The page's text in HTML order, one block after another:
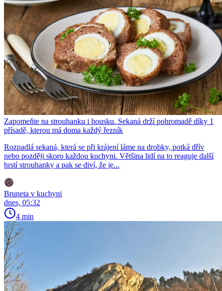
Zapomeňte na strouhanku i housku. Sekaná drží pohromadě díky 1
přísadě, kterou má doma každý řezník
Rozpadlá sekaná, která se při krájení láme na drobky, potká dřív
nebo později skoro každou kuchyni. Většina lidí na to reaguje další
hrstí strouhanky a pak se diví, že je...
Bruneta v kuchyni
dnes, 05:32
4 min